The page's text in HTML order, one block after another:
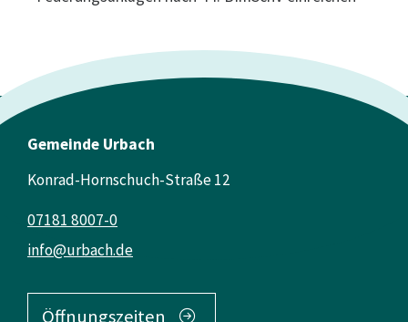
Gemeinde Urbach
Konrad-Hornschuch-Straße 12
info@urbach.de
07181 8007-0
Öffnungszeiten